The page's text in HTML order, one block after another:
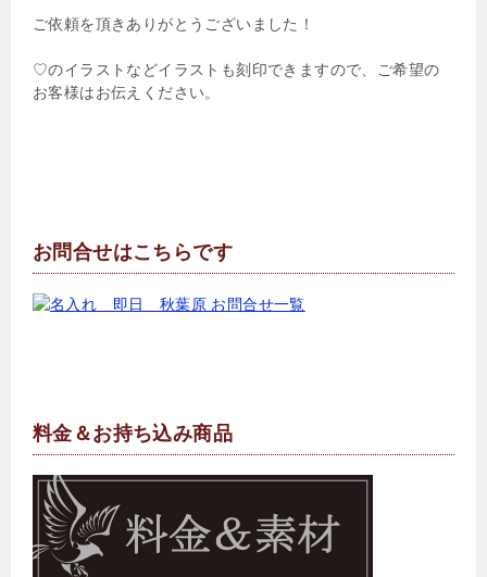
ご依頼を頂きありがとうございました！
♡のイラストなどイラストも刻印できますので、ご希望の
お客様はお伝えください。
お問合せはこちらです
料金＆お持ち込み商品